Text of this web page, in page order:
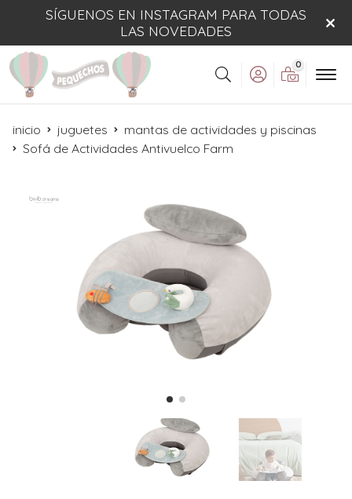
SÍGUENOS EN INSTAGRAM PARA TODAS
LAS NOVEDADES
Buscar
0
inicio juguetes
mantas de actividades y piscinas
Sofá de Actividades Antivuelco Farm